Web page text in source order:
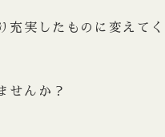
充実したものに変えて
せんか？